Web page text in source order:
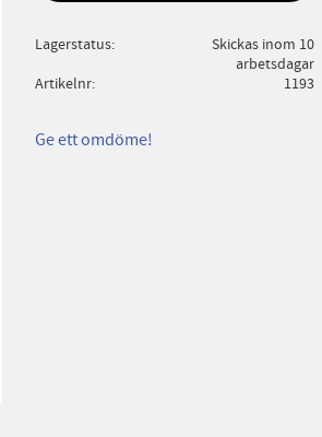
Lagerstatus
Skickas inom 10
arbetsdagar
Artikelnr
1193
Ge ett omdöme!